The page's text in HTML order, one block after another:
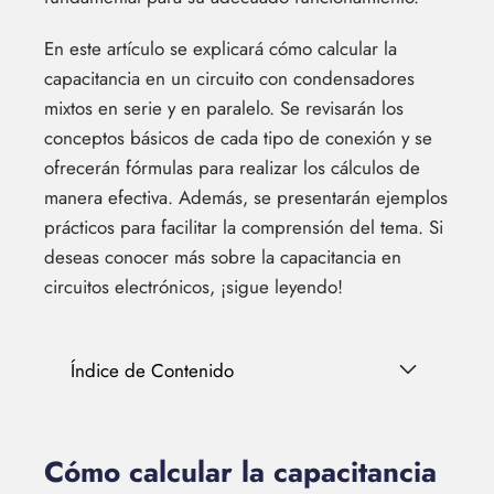
En este artículo se explicará cómo calcular la
capacitancia en un circuito con condensadores
mixtos en serie y en paralelo. Se revisarán los
conceptos básicos de cada tipo de conexión y se
ofrecerán fórmulas para realizar los cálculos de
manera efectiva. Además, se presentarán ejemplos
prácticos para facilitar la comprensión del tema. Si
deseas conocer más sobre la capacitancia en
circuitos electrónicos, ¡sigue leyendo!
Índice de Contenido
Cómo calcular la capacitancia